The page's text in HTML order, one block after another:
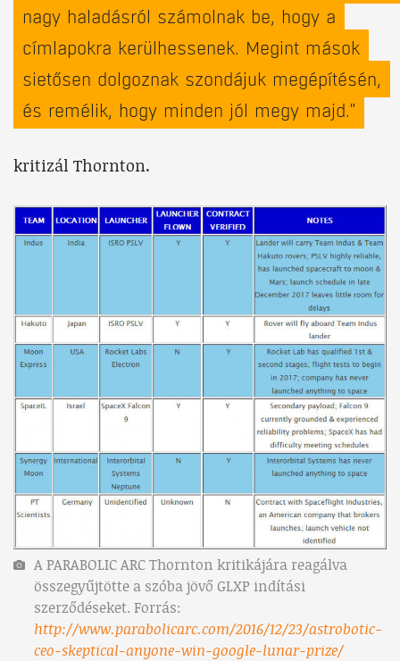
nagy haladásról számolnak be, hogy a
címlapokra kerülhessenek. Megint mások
sietősen dolgoznak szondájuk megépítésén,
és remélik, hogy minden jól megy majd."
kritizál Thornton.
A PARABOLIC ARC Thornton kritikájára reagálva
összegyűjtötte a szóba jövő GLXP indítási
szerződéseket. Forrás:
http://www.parabolicarc.com/2016/12/23/astrobotic-
ceo-skeptical-anyone-win-google-lunar-prize/